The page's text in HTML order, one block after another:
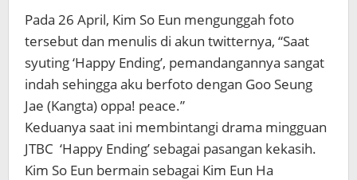
Pada 26 April, Kim So Eun mengunggah foto
tersebut dan menulis di akun twitternya, “Saat
syuting ‘Happy Ending’, pemandangannya sangat
indah sehingga aku berfoto dengan Goo Seung
Jae (Kangta) oppa! peace.”
Keduanya saat ini membintangi drama mingguan
JTBC ‘Happy Ending’ sebagai pasangan kekasih.
Kim So Eun bermain sebagai Kim Eun Ha